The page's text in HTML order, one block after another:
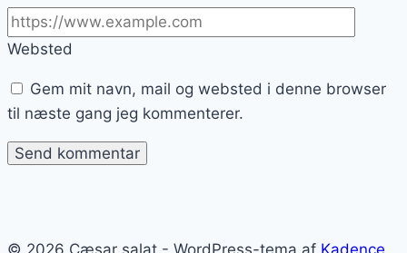
Websted
Gem mit navn, mail og websted i denne browser
til næste gang jeg kommenterer.
© 2026 Cæsar salat - WordPress-tema af Kadence